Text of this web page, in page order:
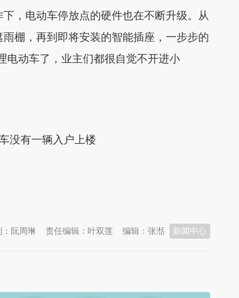
，电动车停放点的硬件也在不断升级。从
棚，再到即将安装的智能插座，一步步的
电动车了，业主们都很自觉不开进小
没有一辆入户上楼
新闻中心
编辑：张湉
责任编辑：叶双莲
：阮周琳